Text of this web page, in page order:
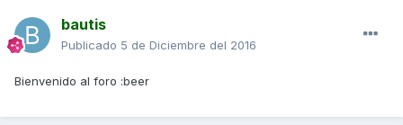
bautis
Publicado 5 de Diciembre del 2016
Bienvenido al foro :beer